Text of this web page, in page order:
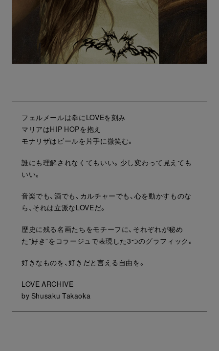
フェルメールは拳にLOVEを刻み
マリアはHIP HOPを抱え
モナリザはビールを片手に微笑む。
誰にも理解されなくてもいい。少し変わって見えても
いい。
音楽でも、酒でも、カルチャーでも、心を動かすものな
ら、それは立派なLOVEだ。
歴史に残る名画たちをモチーフに、それぞれが秘め
た”好き”をコラージュで表現した3つのグラフィック。
好きなものを、好きだと言える自由を。
LOVE ARCHIVE
by Shusaku Takaoka